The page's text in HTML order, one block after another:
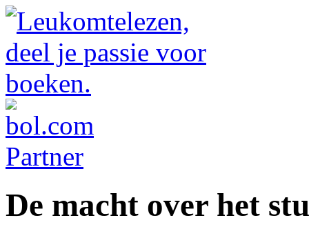
De macht over het